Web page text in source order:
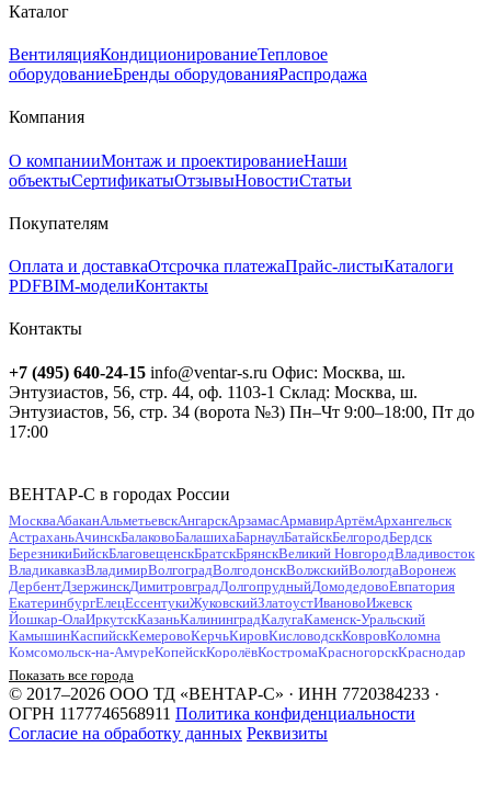
Каталог
ВентиляцияКондиционированиеТепловое
оборудованиеБренды оборудованияРаспродажа
Компания
О компанииМонтаж и проектированиеНаши
объектыСертификатыОтзывыНовостиСтатьи
Покупателям
Оплата и доставкаОтсрочка платежаПрайс-листыКаталоги
PDFBIM-моделиКонтакты
Контакты
+7 (495) 640-24-15 info@ventar-s.ru Офис: Москва, ш.
Энтузиастов, 56, стр. 44, оф. 1103-1 Склад: Москва, ш.
Энтузиастов, 56, стр. 34 (ворота №3) Пн–Чт 9:00–18:00, Пт до
17:00
ВЕНТАР-С в городах России
МоскваАбаканАльметьевскАнгарскАрзамасАрмавирАртёмАрхангельск
АстраханьАчинскБалаковоБалашихаБарнаулБатайскБелгородБердск
БерезникиБийскБлаговещенскБратскБрянскВеликий НовгородВладивосток
ВладикавказВладимирВолгоградВолгодонскВолжскийВологдаВоронеж
ДербентДзержинскДимитровградДолгопрудныйДомодедовоЕвпатория
ЕкатеринбургЕлецЕссентукиЖуковскийЗлатоустИвановоИжевск
Йошкар-ОлаИркутскКазаньКалининградКалугаКаменск-Уральский
КамышинКаспийскКемеровоКерчьКировКисловодскКовровКоломна
Комсомольск-на-АмуреКопейскКоролёвКостромаКрасногорскКраснодар
Красноярск
МахачкалаМиассМурманск МуромМытищи Набережные ЧелныНальчик
Находка Невинномысск Нефтекамск НефтеюганскНижневартовскНижнекамск
Нижний НовгородНижний ТагилНовокузнецкНовокуйбышевск
НовомосковскНовороссийск НовосибирскНовочебоксарск
Показать все города
© 2017–2026 ООО ТД «ВЕНТАР-С» · ИНН 7720384233 ·
ОГРН 1177746568911 Политика конфиденциальности
Согласие на обработку данных Реквизиты